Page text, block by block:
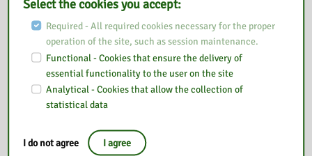
Also read
Select the cookies you accept:
Required - All required cookies necessary for the proper
operation of the site, such as session maintenance.
Functional - Cookies that ensure the delivery of
essential functionality to the user on the site
Analytical - Cookies that allow the collection of
statistical data
I do not agree I agree